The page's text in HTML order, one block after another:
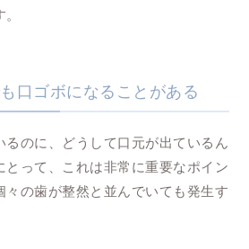
口ゴボになることがある
るのに、どうして口元が出ているん
とって、これは非常に重要なポイン
々の歯が整然と並んでいても発生す